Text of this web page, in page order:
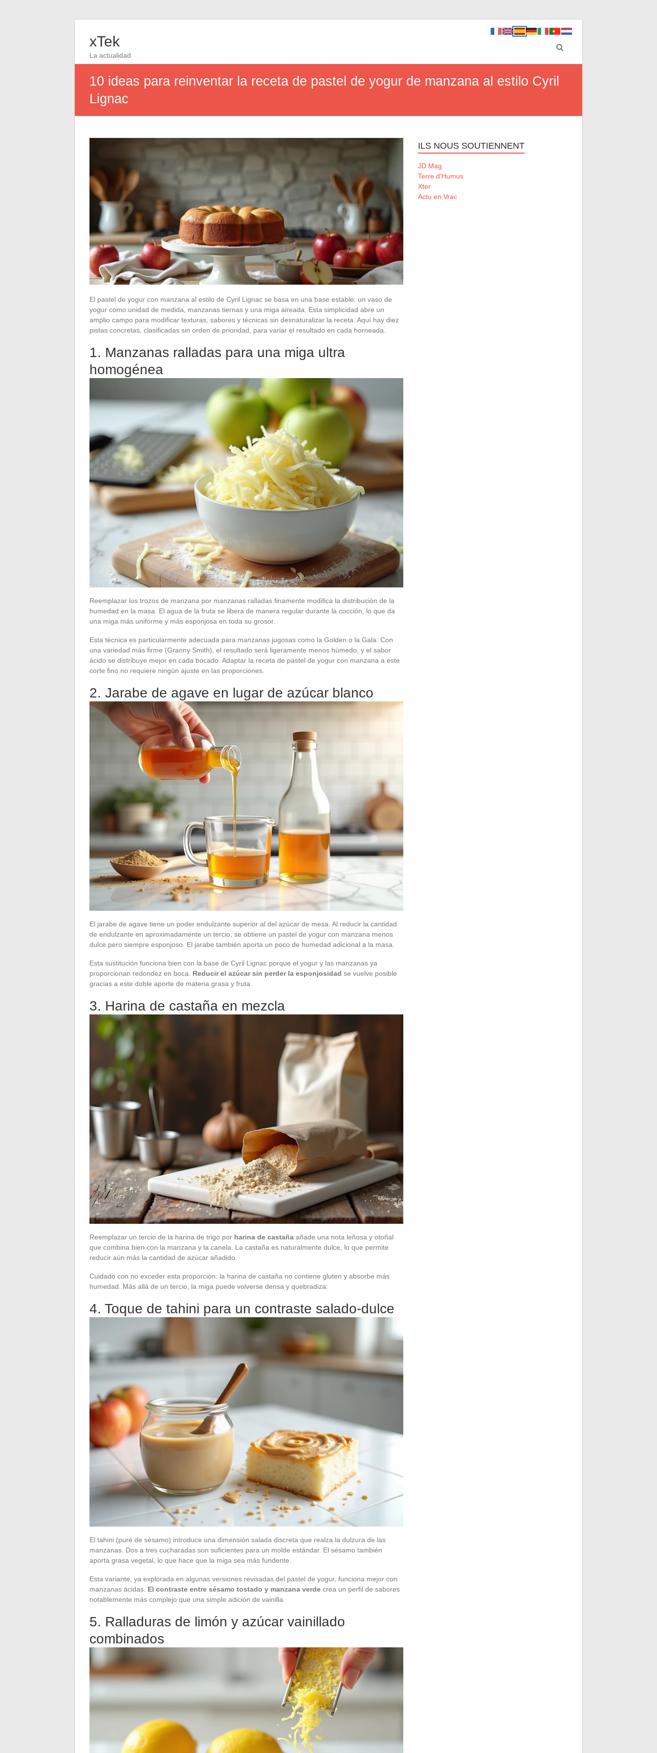
xTek
La actualidad
10 ideas para reinventar la receta de pastel de yogur de manzana al estilo Cyril
Lignac
El pastel de yogur con manzana al estilo de Cyril Lignac se basa en una base estable: un vaso de
yogur como unidad de medida, manzanas tiernas y una miga aireada. Esta simplicidad abre un
amplio campo para modificar texturas, sabores y técnicas sin desnaturalizar la receta. Aquí hay diez
pistas concretas, clasificadas sin orden de prioridad, para variar el resultado en cada horneada.
1. Manzanas ralladas para una miga ultra
homogénea
Reemplazar los trozos de manzana por manzanas ralladas finamente modifica la distribución de la
humedad en la masa. El agua de la fruta se libera de manera regular durante la cocción, lo que da
una miga más uniforme y más esponjosa en toda su grosor.
Esta técnica es particularmente adecuada para manzanas jugosas como la Golden o la Gala. Con
una variedad más firme (Granny Smith), el resultado será ligeramente menos húmedo, y el sabor
ácido se distribuye mejor en cada bocado. Adaptar la receta de pastel de yogur con manzana a este
corte fino no requiere ningún ajuste en las proporciones.
2. Jarabe de agave en lugar de azúcar blanco
El jarabe de agave tiene un poder endulzante superior al del azúcar de mesa. Al reducir la cantidad
de endulzante en aproximadamente un tercio, se obtiene un pastel de yogur con manzana menos
dulce pero siempre esponjoso. El jarabe también aporta un poco de humedad adicional a la masa.
Esta sustitución funciona bien con la base de Cyril Lignac porque el yogur y las manzanas ya
proporcionan redondez en boca. Reducir el azúcar sin perder la esponjosidad se vuelve posible
gracias a este doble aporte de materia grasa y fruta.
3. Harina de castaña en mezcla
Reemplazar un tercio de la harina de trigo por harina de castaña añade una nota leñosa y otoñal
que combina bien con la manzana y la canela. La castaña es naturalmente dulce, lo que permite
reducir aún más la cantidad de azúcar añadido.
Cuidado con no exceder esta proporción: la harina de castaña no contiene gluten y absorbe más
humedad. Más allá de un tercio, la miga puede volverse densa y quebradiza.
4. Toque de tahini para un contraste salado-dulce
El tahini (puré de sésamo) introduce una dimensión salada discreta que realza la dulzura de las
manzanas. Dos a tres cucharadas son suficientes para un molde estándar. El sésamo también
aporta grasa vegetal, lo que hace que la miga sea más fundente.
Esta variante, ya explorada en algunas versiones revisadas del pastel de yogur, funciona mejor con
manzanas ácidas. El contraste entre sésamo tostado y manzana verde crea un perfil de sabores
notablemente más complejo que una simple adición de vainilla.
5. Ralladuras de limón y azúcar vainillado
combinados
ILS NOUS SOUTIENNENT
JD Mag
Terre d'Humus
Xter
Actu en Vrac